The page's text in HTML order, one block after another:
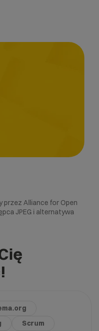
przez Alliance for Open
JPEG i alternatywa
Scrum